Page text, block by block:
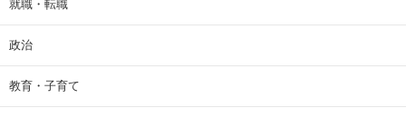
就職・転職
政治
教育・子育て